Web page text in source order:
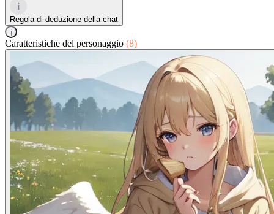
i
Regola di deduzione della chat
i
Caratteristiche del personaggio (8)